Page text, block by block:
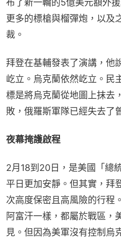
更多的標槍與榴彈炮，以及
裁。
拜登在基輔發表了演講，他
屹立。烏克蘭依然屹立。民
標是將烏克蘭從地圖上抹去
敗，俄羅斯軍隊已經失去了
夜幕掩護啟程
2月18到20日，是美國「總
平日更加安靜。但其實，拜
次高度保密且高風險的行程
阿富汗一樣，都屬於戰區，
見。但因為美軍沒有控制烏